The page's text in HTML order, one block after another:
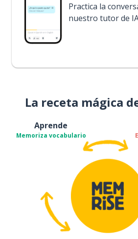
Practica la
nuestro tutor de
La receta mágica
Aprende
Memoriza vocabulario